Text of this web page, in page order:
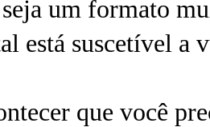
um formato
está suscetível a
que você